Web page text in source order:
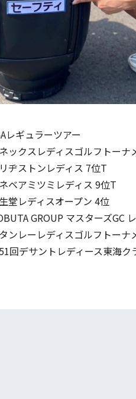
レギュラーツアー
ックスレディスゴルフトーナ
ヂストンレディス 7位T
ベアミツミレディス 9位T
堂レディスオープン 4位
GROUP マスターズGC
ンレーレディスゴルフトーナ
回デサントレディース東海ク